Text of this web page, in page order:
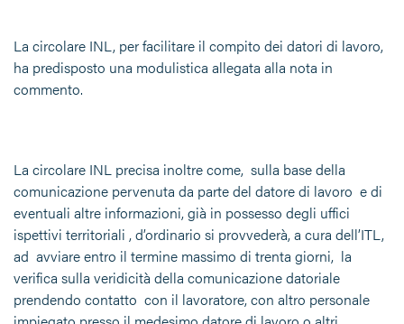
La circolare INL, per facilitare il compito dei datori di lavoro,
ha predisposto una modulistica allegata alla nota in
commento.
La circolare INL precisa inoltre come, sulla base della
comunicazione pervenuta da parte del datore di lavoro e di
eventuali altre informazioni, già in possesso degli uffici
ispettivi territoriali , d’ordinario si provvederà, a cura dell’ITL,
ad avviare entro il termine massimo di trenta giorni, la
verifica sulla veridicità della comunicazione datoriale
prendendo contatto con il lavoratore, con altro personale